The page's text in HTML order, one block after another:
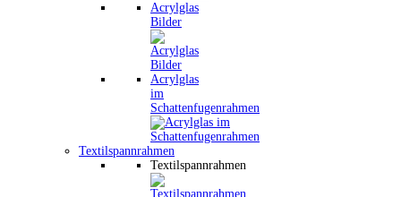
Acrylglas
Bilder
Acrylglas
im
Schattenfugenrahmen
Textilspannrahmen
Textilspannrahmen